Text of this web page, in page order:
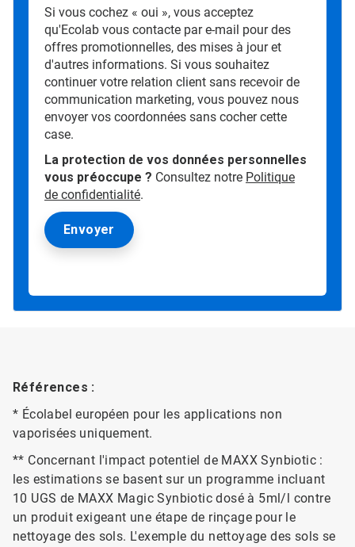
Si vous cochez « oui », vous acceptez
qu'Ecolab vous contacte par e-mail pour des
offres promotionnelles, des mises à jour et
d'autres informations. Si vous souhaitez
continuer votre relation client sans recevoir de
communication marketing, vous pouvez nous
envoyer vos coordonnées sans cocher cette
case.
La protection de vos données personnelles
vous préoccupe ? Consultez notre Politique
de confidentialité.
Références :
* Écolabel européen pour les applications non
vaporisées uniquement.
** Concernant l'impact potentiel de MAXX Synbiotic :
les estimations se basent sur un programme incluant
10 UGS de MAXX Magic Synbiotic dosé à 5ml/l contre
un produit exigeant une étape de rinçage pour le
nettoyage des sols. L'exemple du nettoyage des sols se